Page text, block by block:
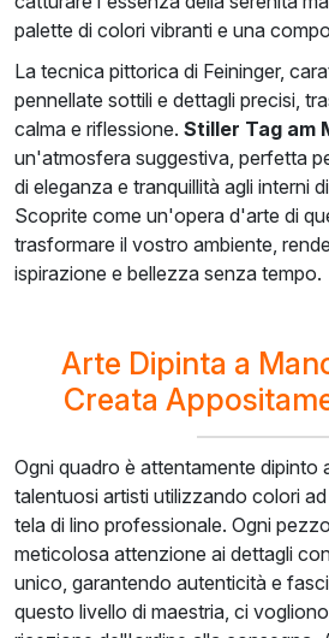
palette di colori vibranti e una
La tecnica pittorica di Feininger,
pennellate sottili e dettagli precisi,
calma e riflessione. Stiller Tag am
un'atmosfera suggestiva, perfetta
di eleganza e tranquillità agli interni
Scoprite come un'opera d'arte di
trasformare il vostro ambiente,
ispirazione e bellezza senza tempo.
Arte Dipinta a
Creata
Ogni quadro è attentamente dipinto
talentuosi artisti utilizzando colori
tela di lino professionale. Ogni
meticolosa attenzione ai dettagli
unico, garantendo autenticità e
questo livello di maestria, ci